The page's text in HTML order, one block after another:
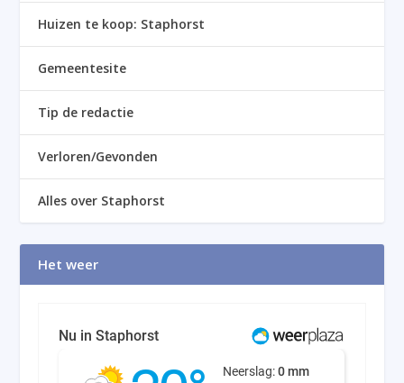
Huizen te koop: Staphorst
Gemeentesite
Tip de redactie
Verloren/Gevonden
Alles over Staphorst
Het weer